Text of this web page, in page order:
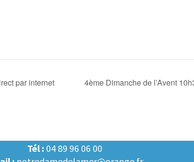
par internet 4ème Dimanche de l’Avent
Tél : 04 89 96 06 00